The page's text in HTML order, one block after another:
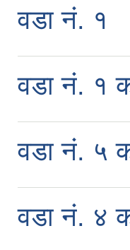
वडा नं. १
वडा नं. १
वडा नं. ५
वडा नं. ४